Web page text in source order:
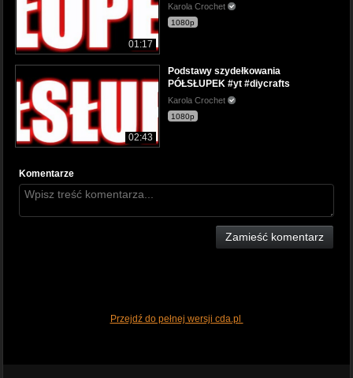
01:17
Karola Crochet
1080p
02:43
Podstawy szydełkowania
PÓŁSŁUPEK #yt #diycrafts
Karola Crochet
1080p
Komentarze
Zamieść komentarz
Przejdź do pełnej wersji cda.pl